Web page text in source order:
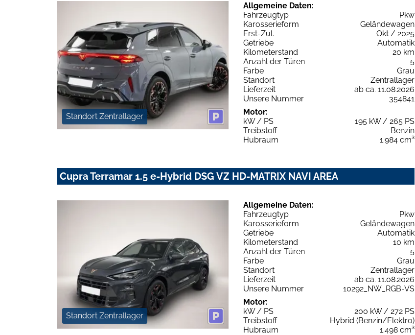
Standort Zentrallager
Allgemeine Daten:
Fahrzeugtyp
Pkw
Karosserieform
Geländewagen
Erst-Zul.
Okt / 2025
Getriebe
Automatik
Kilometerstand
20 km
Anzahl der Türen
5
Farbe
Grau
Standort
Zentrallager
Lieferzeit
ab ca. 11.08.2026
Unsere Nummer
354841
Motor:
kW / PS
195 kW / 265 PS
Treibstoff
Benzin
Hubraum
1.984 cm³
Cupra Terramar 1.5 e-Hybrid DSG VZ HD-MATRIX NAVI AREA
Standort Zentrallager
Allgemeine Daten:
Fahrzeugtyp
Pkw
Karosserieform
Geländewagen
Getriebe
Automatik
Kilometerstand
10 km
Anzahl der Türen
5
Farbe
Grau
Standort
Zentrallager
Lieferzeit
ab ca. 11.08.2026
Unsere Nummer
10292_NW_RGB-VS
Motor:
kW / PS
200 kW / 272 PS
Treibstoff
Hybrid (Benzin/Elektro)
Hubraum
1.498 cm³